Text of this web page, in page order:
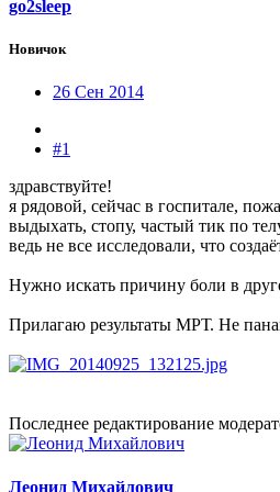
go2sleep
Новичок
26 Сен 2014
#1
здравствуйте!
я рядовой, сейчас в госпитале,
выдыхать, стопу, частый тик по
ведь не все исследовали, что
Нужно искать причину боли в
Прилагаю результаты МРТ. Не
Последнее редактирование
Леонид Михайлович